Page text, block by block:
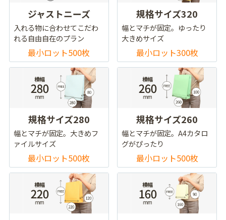
ジャストニーズ
入れる物に合わせてこだわ
れる自由自在のプラン
最小ロット500枚
規格サイズ320
幅とマチが固定。ゆったり
大きめサイズ
最小ロット300枚
規格サイズ280
幅とマチが固定。大きめフ
ァイルサイズ
最小ロット500枚
規格サイズ260
幅とマチが固定。A4カタロ
グがぴったり
最小ロット500枚